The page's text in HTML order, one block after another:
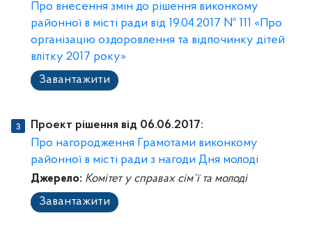
Про внесення змін до рішення виконкому
районної в місті ради від 19.04.2017 № 111 «Про
організацію оздоровлення та відпочинку дітей
влітку 2017 року»
Завантажити
Проект рішення від 06.06.2017:
Про нагородження Грамотами виконкому
районної в місті ради з нагоди Дня молоді
Джерело: Комітет у справах сім`ї та молоді
Завантажити